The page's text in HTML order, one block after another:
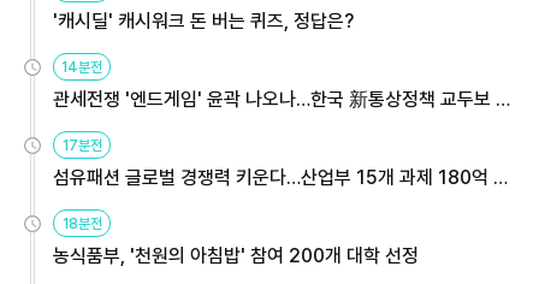
'캐시딜' 캐시워크 돈 버는 퀴즈, 정답은?
14분전
관세전쟁 '엔드게임' 윤곽 나오나…한국 新통상정책 교두보 활
17분전
섬유패션 글로벌 경쟁력 키운다…산업부 15개 과제 180억 지
18분전
농식품부, '천원의 아침밥' 참여 200개 대학 선정